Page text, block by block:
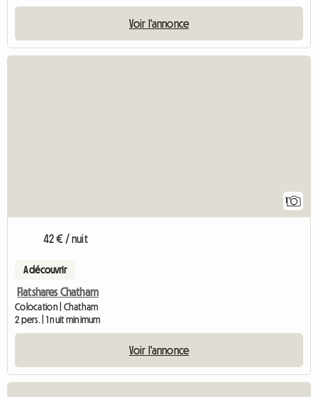
Voir l'annonce
1
42 € / nuit
A découvrir
Flatshares Chatham
Colocation | Chatham
2 pers. | 1 nuit minimum
Voir l'annonce